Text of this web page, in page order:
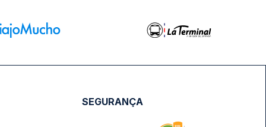
SEGURANÇA